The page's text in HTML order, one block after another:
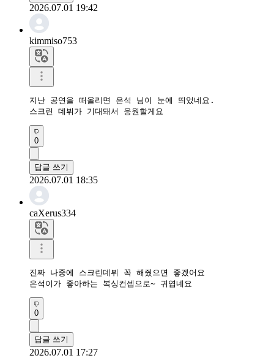
2026.07.01 19:42
kimmiso753
지난 공연을 떠올리면 은석 님이 눈에 띄었네요.
스크린 데뷔가 기대돼서 응원할게요
0
답글 쓰기
2026.07.01 18:35
caXerus334
진짜 나중에 스크린데뷔 꼭 해줬으면 좋겠어요
은석이가 좋아하는 복싱컨셉으로~ 귀엽네요
0
답글 쓰기
2026.07.01 17:27